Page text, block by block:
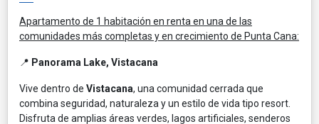
Apartamento de 1 habitación en renta en una de las
comunidades más completas y en crecimiento de Punta Cana:
📍 Panorama Lake, Vistacana
Vive dentro de Vistacana, una comunidad cerrada que
combina seguridad, naturaleza y un estilo de vida tipo resort.
Disfruta de amplias áreas verdes, lagos artificiales, senderos